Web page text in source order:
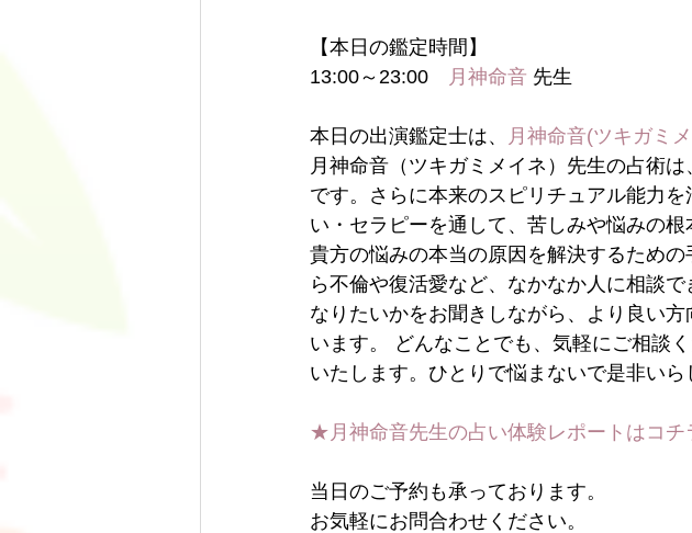
【本日の鑑定時間】
13:00～23:00
月神命音 先生
本日の出演鑑定士は、 月神命音(ツキガミ
月神命音（ツキガミメイネ）先生の占術
です。さらに本来のスピリチュアル能力
い・セラピーを通して、苦しみや悩みの
貴方の悩みの本当の原因を解決するため
ら不倫や復活愛など、なかなか人に相談
なりたいかをお聞きしながら、より良い
います。 どんなことでも、気軽にご相談
いたします。ひとりで悩まないで是非いら
★月神命音先生の占い体験レポートは コチ
当日のご予約も承っております。
お気軽にお問合わせください。